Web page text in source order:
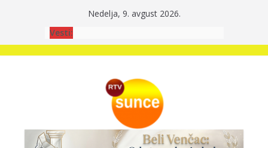
Nedelja, 9. avgust 2026.
Vesti: